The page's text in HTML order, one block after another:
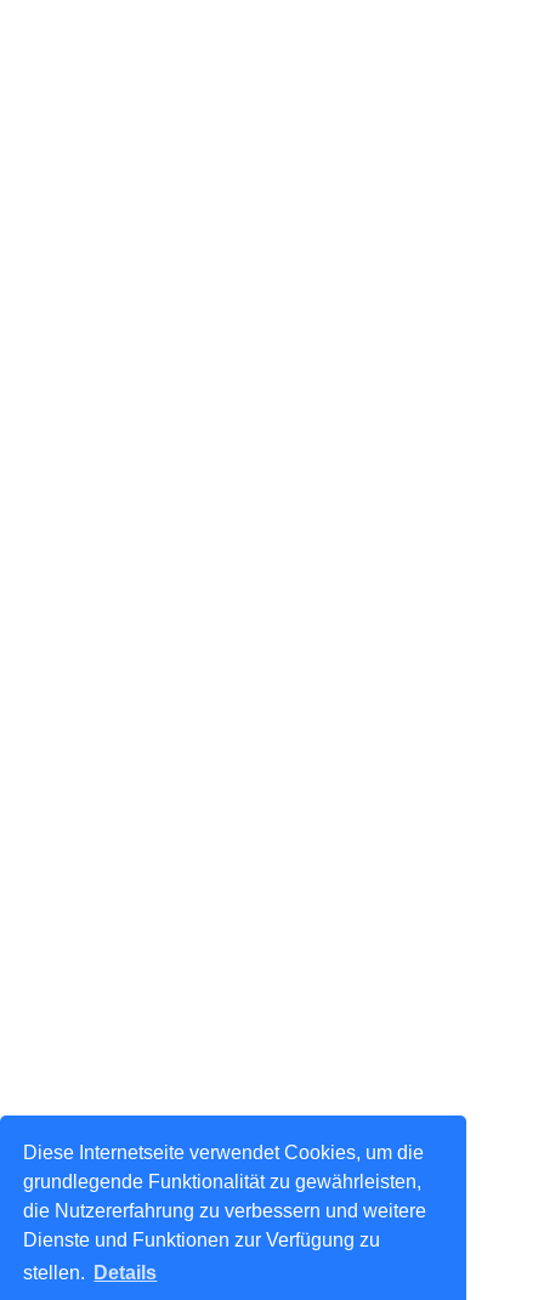
Diese Internetseite verwendet Cookies, um die
grundlegende Funktionalität zu gewährleisten,
die Nutzererfahrung zu verbessern und weitere
Dienste und Funktionen zur Verfügung zu
stellen.
Details